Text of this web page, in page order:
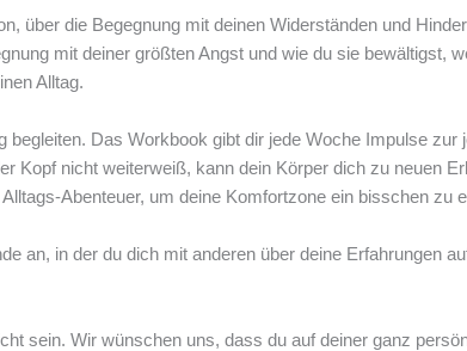
über die Begegnung mit deinen Widerständen und
mit deiner größten Angst und wie du sie bewältigst,
Alltag.
begleiten. Das Workbook gibt dir jede Woche Impulse
Kopf nicht weiterweiß, kann dein Körper dich zu neuen
Abenteuer, um deine Komfortzone ein bisschen zu
an, in der du dich mit anderen über deine Erfahrungen
sein. Wir wünschen uns, dass du auf deiner ganz